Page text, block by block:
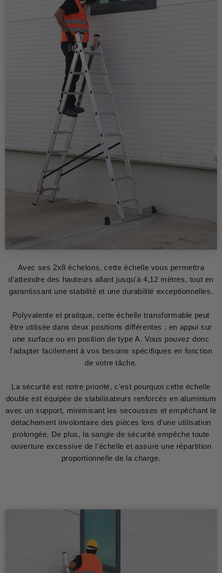
Avec ses 2x8 échelons, cette échelle vous permettra
d'atteindre des hauteurs allant jusqu'à 4,12 mètres, tout en
garantissant une stabilité et une durabilité exceptionnelles.
Polyvalente et pratique, cette échelle transformable peut
être utilisée dans deux positions différentes : en appui sur
une surface ou en position de type A. Vous pouvez donc
l'adapter facilement à vos besoins spécifiques en fonction
de votre tâche.
La sécurité est notre priorité, c'est pourquoi cette échelle
double est équipée de stabilisateurs renforcés en aluminium
avec un support, minimisant les secousses et empêchant le
détachement involontaire des pièces lors d'une utilisation
prolongée. De plus, la sangle de sécurité empêche toute
ouverture excessive de l'échelle et assure une répartition
proportionnelle de la charge.